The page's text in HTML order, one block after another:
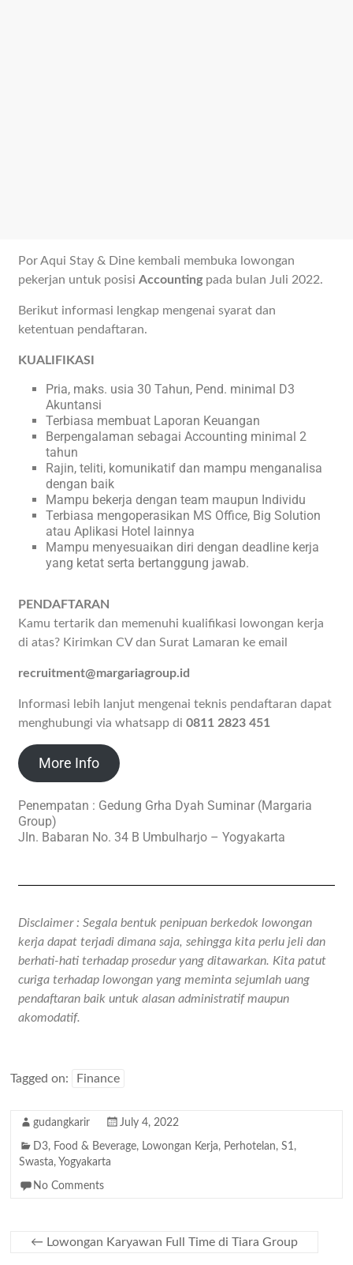
Por Aqui Stay & Dine kembali membuka lowongan
pekerjan untuk posisiAccounting pada bulan Juli 2022.
Berikut informasi lengkap mengenai syarat dan
ketentuan pendaftaran.
KUALIFIKASI
Pria, maks. usia 30 Tahun, Pend. minimal D3
Akuntansi
Terbiasa membuat Laporan Keuangan
Berpengalaman sebagai Accounting minimal 2
tahun
Rajin, teliti, komunikatif dan mampu menganalisa
dengan baik
Mampu bekerja dengan team maupun Individu
Terbiasa mengoperasikan MS Office, Big Solution
atau Aplikasi Hotel lainnya
Mampu menyesuaikan diri dengan deadline kerja
yang ketat serta bertanggung jawab.
PENDAFTARAN
Kamu tertarik dan memenuhi kualifikasi lowongan kerja
di atas? Kirimkan CV dan Surat Lamaran ke email
recruitment@margariagroup.id
Informasi lebih lanjut mengenai teknis pendaftaran dapat
menghubungi via whatsapp di0811 2823 451
More Info
Penempatan : Gedung Grha Dyah Suminar (Margaria
Group)
JIn. Babaran No. 34 B Umbulharjo – Yogyakarta
Disclaimer : Segala bentuk penipuan berkedok lowongan
kerja dapat terjadi dimana saja, sehingga kita perlu jeli dan
berhati-hati terhadap prosedur yang ditawarkan. Kita patut
curiga terhadap lowongan yang meminta sejumlah uang
pendaftaran baik untuk alasan administratif maupun
akomodatif.
Tagged on: Finance
gudangkarir July 4, 2022
D3, Food & Beverage, Lowongan Kerja, Perhotelan,S1,
Swasta, Yogyakarta
No Comments
← Lowongan Karyawan Full Time di Tiara Group